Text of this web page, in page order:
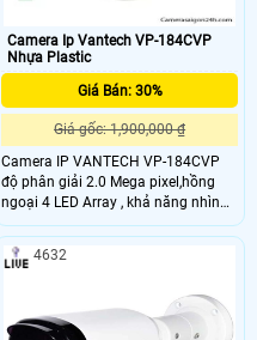
Camera Ip Vantech VP-184CVP
Nhựa Plastic
Giá Bán: 30%
Giá gốc: 1,900,000 ₫
Camera IP VANTECH VP-184CVP
độ phân giải 2.0 Mega pixel,hồng
ngoại 4 LED Array , khả năng nhìn
ban đêm lên tới 40m. VANTECH VP-
184C dễ dàng lắp đặt và sử dụng,
phần mềm thân thiện.
4632